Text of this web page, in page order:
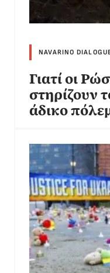
NAVARINO
Γιατί οι
στηρίζουν
άδικο